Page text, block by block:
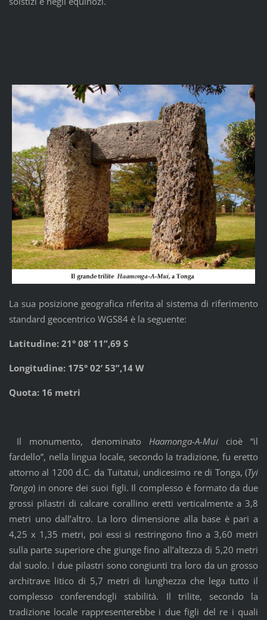
La sua posizione geografica riferita al sistema di riferimento
standard geocentrico WGS84 è la seguente:
Latitudine: 21° 08’ 11”,69 S
Longitudine: 175° 02’ 53”,14 W
Quota: 16 metri
Il monumento, denominato Haamonga-A-Muicioè “il
fardello”, nella lingua locale, secondo la tradizione, fu eretto
attorno al 1200 d.C. da Tuitatui, undicesimo re di Tonga, (Tyi
Tonga) in onore dei suoi figli. Il complesso è formato da due
grossi pilastri di calcare corallino eretti verticalmente a 3,8
metri uno dall’altro. La loro dimensione alla base è pari a
4,25 x 1,35 metri, poi essi si restringono fino a 3,60 metri
sulla parte superiore che giunge fino all’altezza di 5,20 metri
dal suolo. I due pilastri sono congiunti tra loro da un grosso
architrave litico di 5,7 metri di lunghezza che lega tutto il
complesso conferendogli stabilità. Il trilite, secondo la
tradizione locale rappresenterebbe i due figli del re i quali